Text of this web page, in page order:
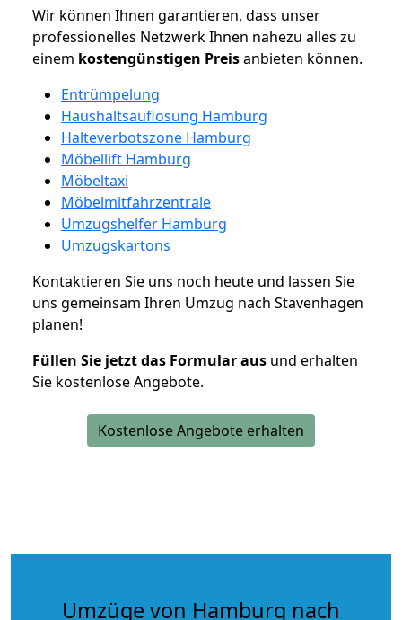
Wir können Ihnen garantieren, dass unser
professionelles Netzwerk Ihnen nahezu alles zu
einem kostengünstigen Preisanbieten können.
Entrümpelung
Haushaltsauflösung Hamburg
Halteverbotszone Hamburg
Möbellift Hamburg
Möbeltaxi
Möbelmitfahrzentrale
Umzugshelfer Hamburg
Umzugskartons
Kontaktieren Sie uns noch heute und lassen Sie
uns gemeinsam Ihren Umzug nach Stavenhagen
planen!
Füllen Sie jetzt das Formular aus und erhalten
Sie kostenlose Angebote.
Kostenlose Angebote erhalten
Umzüge von Hamburg nach